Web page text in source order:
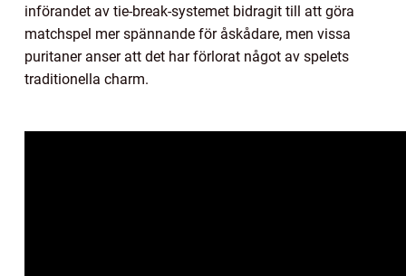
införandet av tie-break-systemet bidragit till att göra
matchspel mer spännande för åskådare, men vissa
puritaner anser att det har förlorat något av spelets
traditionella charm.